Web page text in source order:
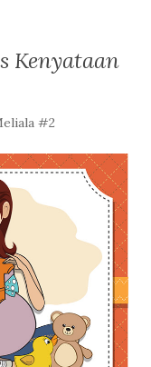
Kenyataan
#2